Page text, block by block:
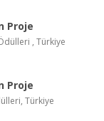
Proje
, Türkiye
Proje
Türkiye